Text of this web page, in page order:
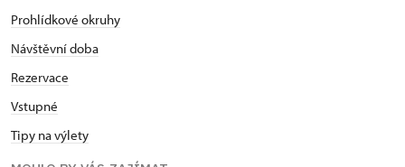
Prohlídkové okruhy
Návštěvní doba
Rezervace
Vstupné
Tipy na výlety